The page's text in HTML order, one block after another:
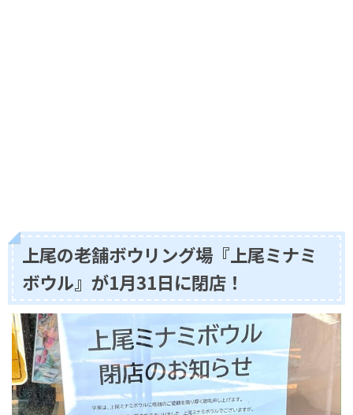
上尾の老舗ボウリング場『上尾ミナミ
ボウル』が1月31日に閉店！